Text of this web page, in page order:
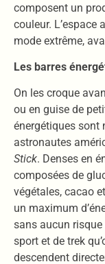
composent un
couleur. L’espace
mode extrême,
Les barres
On les croque
ou en guise de
énergétiques sont
astronautes
Stick. Denses en
composées de
végétales, cacao
un maximum
sans aucun risque
sport et de trek
descendent